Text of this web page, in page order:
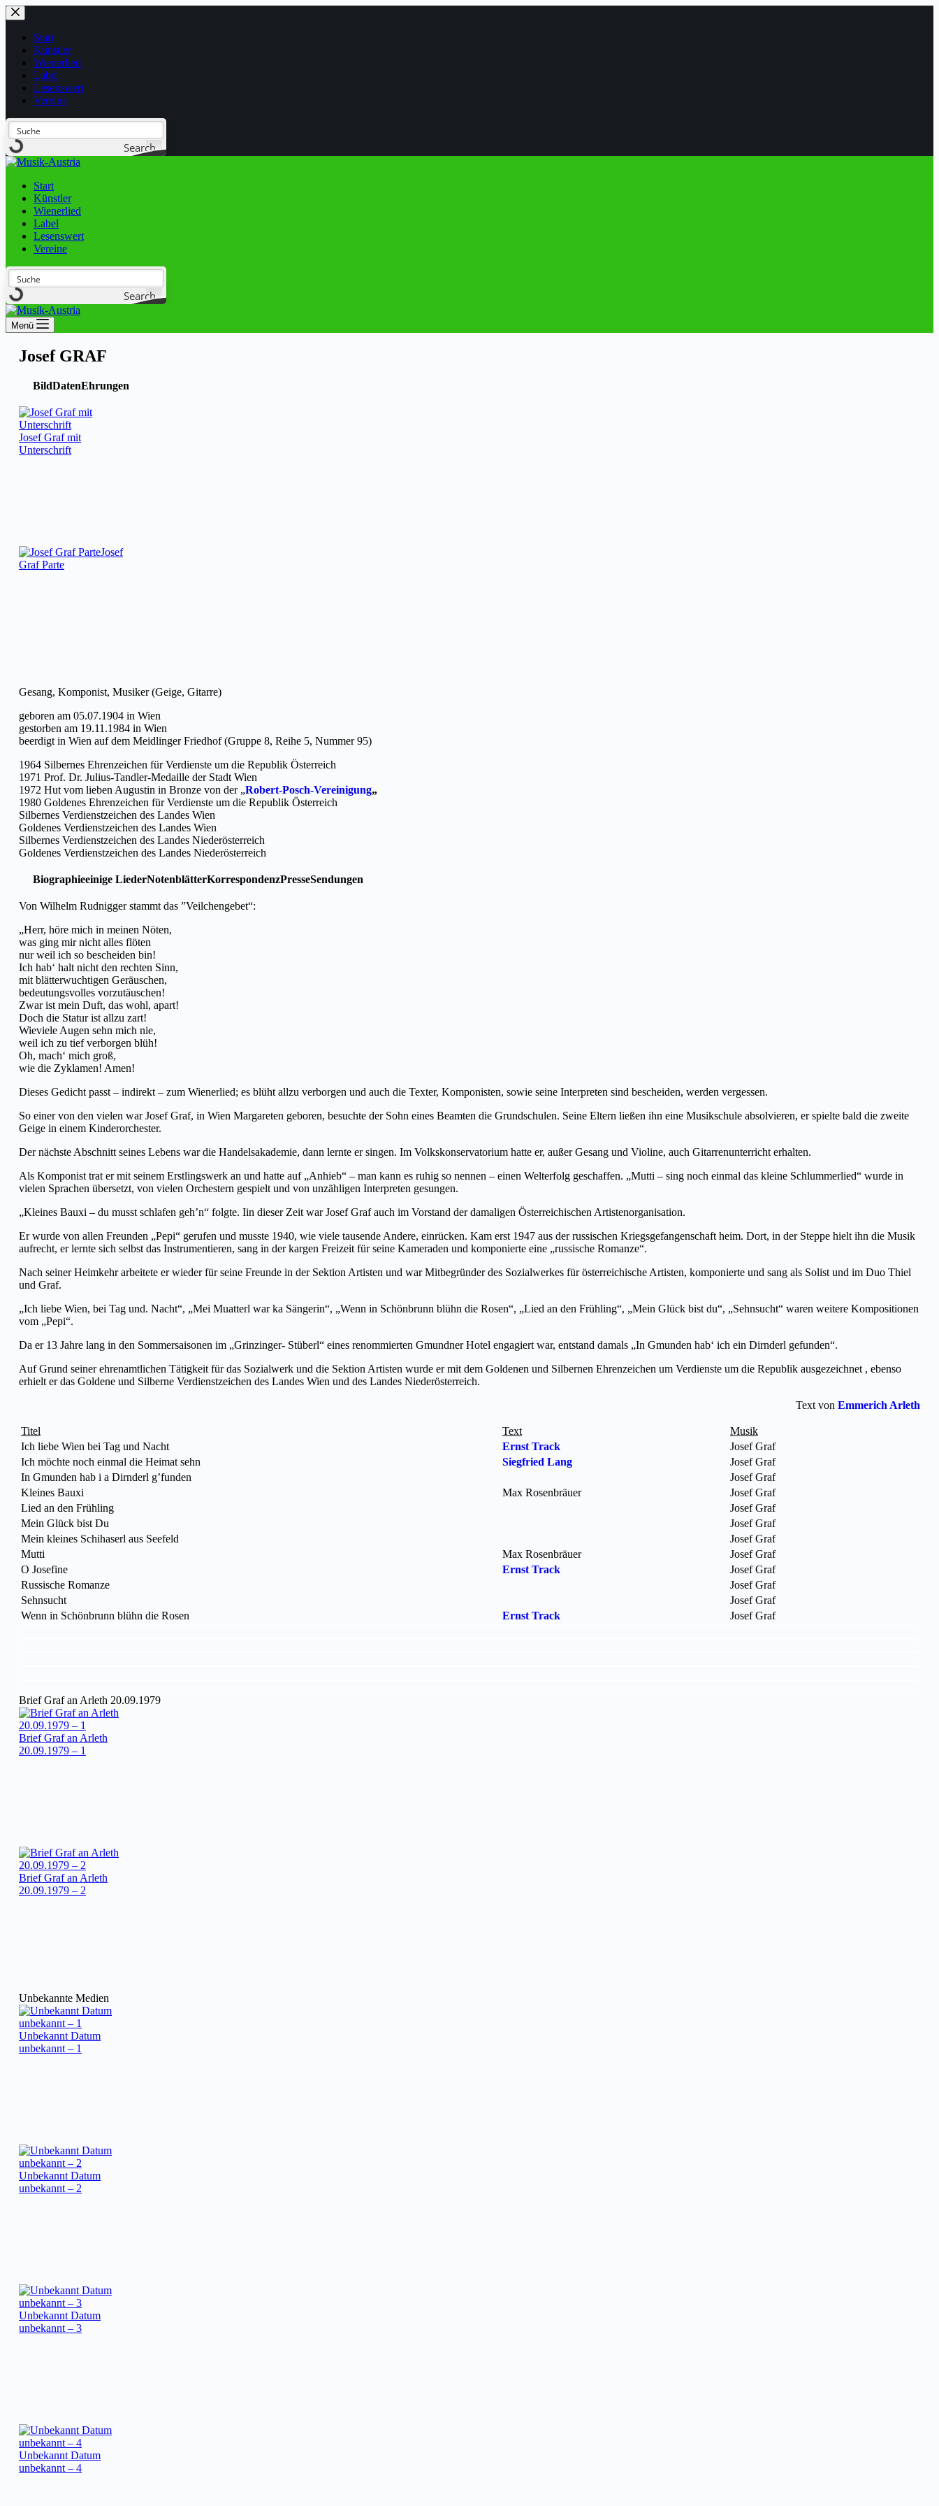
Start
Künstler
Wienerlied
Label
Lesenswert
Vereine
Search
Start
Künstler
Wienerlied
Label
Lesenswert
Vereine
Search
Menü
Josef GRAF
BildDatenEhrungen
Josef Graf mit
Unterschrift
Josef
Graf Parte
Gesang, Komponist, Musiker (Geige, Gitarre)
geboren am 05.07.1904 in Wien
gestorben am 19.11.1984 in Wien
beerdigt in Wien auf dem Meidlinger Friedhof (Gruppe 8, Reihe 5, Nummer 95)
1964 Silbernes Ehrenzeichen für Verdienste um die Republik Österreich
1971 Prof. Dr. Julius-Tandler-Medaille der Stadt Wien
1972 Hut vom lieben Augustin in Bronze von der „Robert-Posch-Vereinigung„
1980 Goldenes Ehrenzeichen für Verdienste um die Republik Österreich
Silbernes Verdienstzeichen des Landes Wien
Goldenes Verdienstzeichen des Landes Wien
Silbernes Verdienstzeichen des Landes Niederösterreich
Goldenes Verdienstzeichen des Landes Niederösterreich
Biographieeinige LiederNotenblätterKorrespondenzPresseSendungen
Von Wilhelm Rudnigger stammt das ”Veilchengebet“:
„Herr, höre mich in meinen Nöten,
was ging mir nicht alles flöten
nur weil ich so bescheiden bin!
Ich hab‘ halt nicht den rechten Sinn,
mit blätterwuchtigen Geräuschen,
bedeutungsvolles vorzutäuschen!
Zwar ist mein Duft, das wohl, apart!
Doch die Statur ist allzu zart!
Wieviele Augen sehn mich nie,
weil ich zu tief verborgen blüh!
Oh, mach‘ mich groß,
wie die Zyklamen! Amen!
Dieses Gedicht passt – indirekt – zum Wienerlied; es blüht allzu verborgen und auch die Texter, Komponisten, sowie seine Interpreten sind bescheiden, werden vergessen.
So einer von den vielen war Josef Graf, in Wien Margareten geboren, besuchte der Sohn eines Beamten die Grundschulen. Seine Eltern ließen ihn eine Musikschule absolvieren, er spielte bald die zweite
Geige in einem Kinderorchester.
Der nächste Abschnitt seines Lebens war die Handelsakademie, dann lernte er singen. Im Volkskonservatorium hatte er, außer Gesang und Violine, auch Gitarrenunterricht erhalten.
Als Komponist trat er mit seinem Erstlingswerk an und hatte auf „Anhieb“ – man kann es ruhig so nennen – einen Welterfolg geschaffen. „Mutti – sing noch einmal das kleine Schlummerlied“ wurde in
vielen Sprachen übersetzt, von vielen Orchestern gespielt und von unzähligen Interpreten gesungen.
„Kleines Bauxi – du musst schlafen geh’n“ folgte. Iin dieser Zeit war Josef Graf auch im Vorstand der damaligen Österreichischen Artistenorganisation.
Er wurde von allen Freunden „Pepi“ gerufen und musste 1940, wie viele tausende Andere, einrücken. Kam erst 1947 aus der russischen Kriegsgefangenschaft heim. Dort, in der Steppe hielt ihn die Musik
aufrecht, er lernte sich selbst das Instrumentieren, sang in der kargen Freizeit für seine Kameraden und komponierte eine „russische Romanze“.
Nach seiner Heimkehr arbeitete er wieder für seine Freunde in der Sektion Artisten und war Mitbegründer des Sozialwerkes für österreichische Artisten, komponierte und sang als Solist und im Duo Thiel
und Graf.
„Ich liebe Wien, bei Tag und. Nacht“, „Mei Muatterl war ka Sängerin“, „Wenn in Schönbrunn blühn die Rosen“, „Lied an den Frühling“, „Mein Glück bist du“, „Sehnsucht“ waren weitere Kompositionen
vom „Pepi“.
Da er 13 Jahre lang in den Sommersaisonen im „Grinzinger- Stüberl“ eines renommierten Gmundner Hotel engagiert war, entstand damals „In Gmunden hab‘ ich ein Dirnderl gefunden“.
Auf Grund seiner ehrenamtlichen Tätigkeit für das Sozialwerk und die Sektion Artisten wurde er mit dem Goldenen und Silbernen Ehrenzeichen um Verdienste um die Republik ausgezeichnet , ebenso
erhielt er das Goldene und Silberne Verdienstzeichen des Landes Wien und des Landes Niederösterreich.
Text von Emmerich Arleth
Titel Text
Musik
Ich liebe Wien bei Tag und Nacht
Ernst Track
Josef Graf
Ich möchte noch einmal die Heimat sehn
Siegfried Lang
Josef Graf
In Gmunden hab i a Dirnderl g’funden
Josef Graf
Kleines Bauxi
Max Rosenbräuer
Josef Graf
Lied an den Frühling
Josef Graf
Mein Glück bist Du
Josef Graf
Mein kleines Schihaserl aus Seefeld
Josef Graf
Mutti
Max Rosenbräuer
Josef Graf
O Josefine
Ernst Track
Josef Graf
Russische Romanze
Josef Graf
Sehnsucht
Josef Graf
Wenn in Schönbrunn blühn die Rosen
Ernst Track Josef Graf
Brief Graf an Arleth 20.09.1979
Brief Graf an Arleth
20.09.1979 – 1
Brief Graf an Arleth
20.09.1979 – 2
Unbekannte Medien
Unbekannt Datum
unbekannt – 1
Unbekannt Datum
unbekannt – 2
Unbekannt Datum
unbekannt – 3
Unbekannt Datum
unbekannt – 4